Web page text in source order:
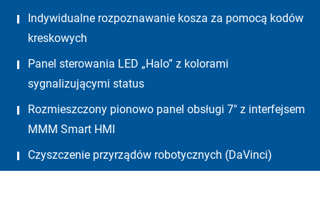
Indywidualne rozpoznawanie kosza za pomocą kodów
kreskowych
Panel sterowania LED „Halo” z kolorami
sygnalizującymi status
Rozmieszczony pionowo panel obsługi 7″ z interfejsem
MMM Smart HMI
Czyszczenie przyrządów robotycznych (DaVinci)